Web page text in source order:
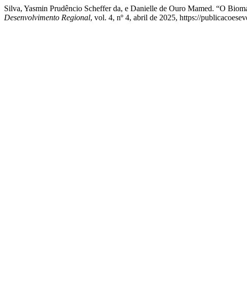
Silva, Yasmin Prudêncio Scheffer da, e Danielle de Ouro Mamed. “O
Desenvolvimento Regional, vol. 4, nº 4, abril de 2025, https://